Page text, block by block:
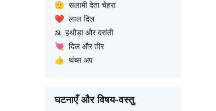
🫡 सलामी देता चेहरा
❤️ लाल दिल
☭ हथौड़ा और दरांती
💘 दिल और तीर
👍 थंब्स अप
घटनाएँ और विषय-वस्तु